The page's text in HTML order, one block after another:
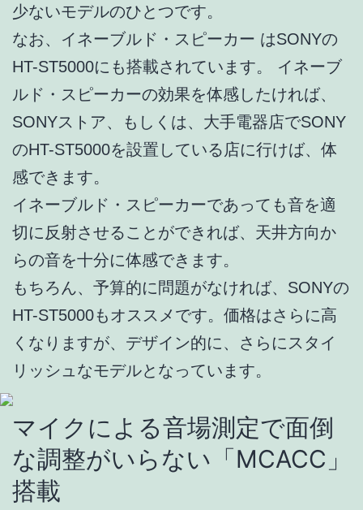
少ないモデルのひとつです。
なお、イネーブルド・スピーカー はSONYの
HT-ST5000にも搭載されています。 イネーブ
ルド・スピーカーの効果を体感したければ、
SONYストア、もしくは、大手電器店でSONY
のHT-ST5000を設置している店に行けば、体
感できます。
イネーブルド・スピーカーであっても音を適
切に反射させることができれば、天井方向か
らの音を十分に体感できます。
もちろん、予算的に問題がなければ、SONYの
HT-ST5000もオススメです。価格はさらに高
くなりますが、デザイン的に、さらにスタイ
リッシュなモデルとなっています。
マイクによる音場測定で面倒
な調整がいらない「MCACC」
搭載